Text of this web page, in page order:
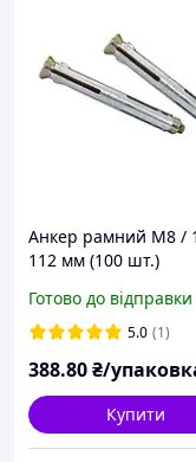
Анкер рамний M8 /
112 мм (100 шт.)
Готово до відправки
5.0 (1)
388.80₴/
Купити